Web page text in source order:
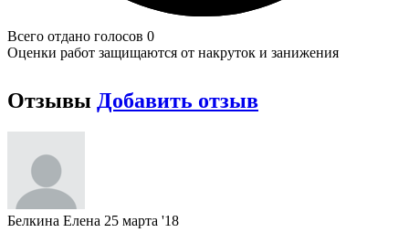
Всего отдано голосов 0
Оценки работ защищаются от накруток и занижения
Отзывы Добавить отзыв
Белкина Елена 25 марта '18